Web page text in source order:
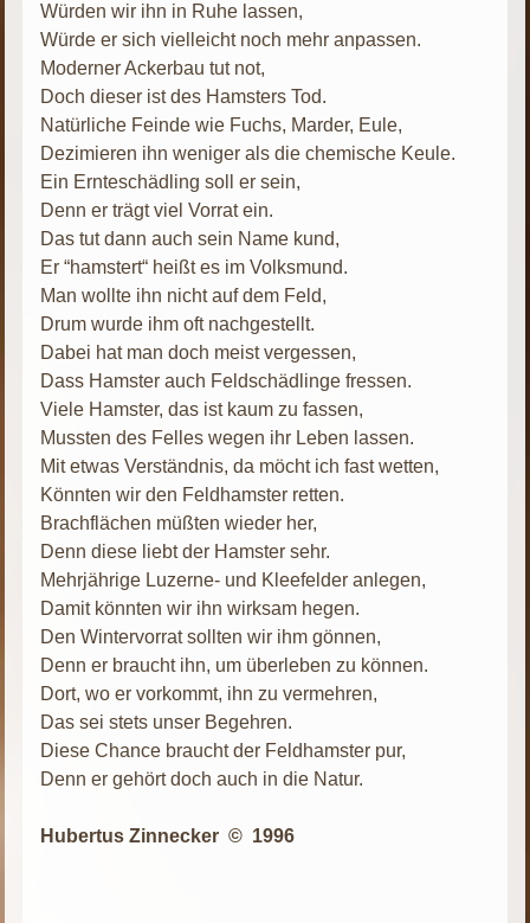
Würden wir ihn in Ruhe lassen,
Würde er sich vielleicht noch mehr anpassen.
Moderner Ackerbau tut not,
Doch dieser ist des Hamsters Tod.
Natürliche Feinde wie Fuchs, Marder, Eule,
Dezimieren ihn weniger als die chemische Keule.
Ein Ernteschädling soll er sein,
Denn er trägt viel Vorrat ein.
Das tut dann auch sein Name kund,
Er “hamstert“ heißt es im Volksmund.
Man wollte ihn nicht auf dem Feld,
Drum wurde ihm oft nachgestellt.
Dabei hat man doch meist vergessen,
Dass Hamster auch Feldschädlinge fressen.
Viele Hamster, das ist kaum zu fassen,
Mussten des Felles wegen ihr Leben lassen.
Mit etwas Verständnis, da möcht ich fast wetten,
Könnten wir den Feldhamster retten.
Brachflächen müßten wieder her,
Denn diese liebt der Hamster sehr.
Mehrjährige Luzerne- und Kleefelder anlegen,
Damit könnten wir ihn wirksam hegen.
Den Wintervorrat sollten wir ihm gönnen,
Denn er braucht ihn, um überleben zu können.
Dort, wo er vorkommt, ihn zu vermehren,
Das sei stets unser Begehren.
Diese Chance braucht der Feldhamster pur,
Denn er gehört doch auch in die Natur.
Hubertus Zinnecker © 1996